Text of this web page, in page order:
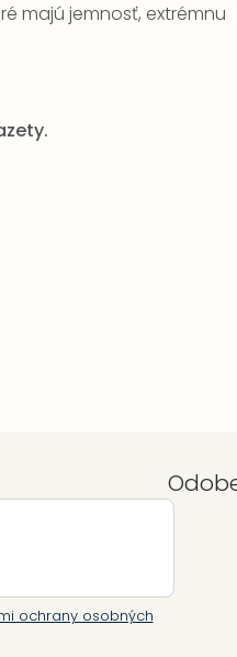
majú jemnosť, extrémnu
ochrany osobných